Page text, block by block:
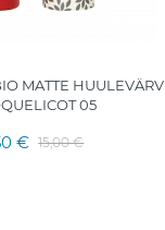
MATTE HUULEVÄRV
05
€ 15,00 €